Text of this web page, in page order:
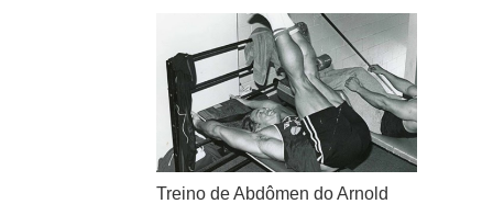
Treino de Abdômen do Arnold